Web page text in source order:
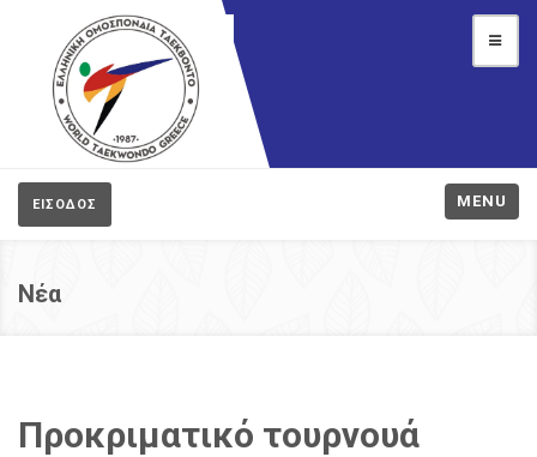
ΕΙΣΟΔΟΣ MENU
Νέα
Προκριματικό τουρνουά